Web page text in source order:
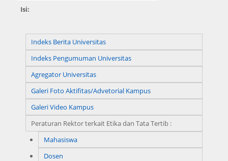
Isi:
Indeks Berita Universitas
Indeks Pengumuman Universitas
Agregator Universitas
Galeri Foto Aktifitas/Advetorial Kampus
Galeri Video Kampus
Peraturan Rektor terkait Etika dan Tata Tertib :
Mahasiswa
Dosen